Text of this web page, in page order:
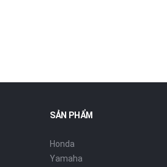
SẢN PHẨM
Honda
Yamaha